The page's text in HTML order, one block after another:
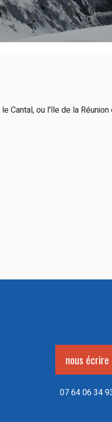
Cantal, ou l'île de la Réunion
nous écrire
07 64 06 34